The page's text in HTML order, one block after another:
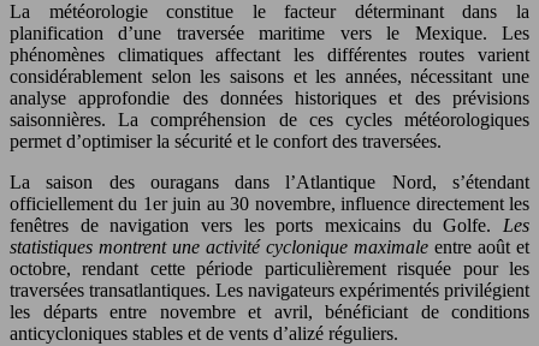
La météorologie constitue le facteur déterminant dans la
planification d’une traversée maritime vers le Mexique. Les
phénomènes climatiques affectant les différentes routes varient
considérablement selon les saisons et les années, nécessitant une
analyse approfondie des données historiques et des prévisions
saisonnières. La compréhension de ces cycles météorologiques
permet d’optimiser la sécurité et le confort des traversées.
La saison des ouragans dans l’Atlantique Nord, s’étendant
officiellement du 1er juin au 30 novembre, influence directement les
fenêtres de navigation vers les ports mexicains du Golfe. Les
statistiques montrent une activité cyclonique maximale entre août et
octobre, rendant cette période particulièrement risquée pour les
traversées transatlantiques. Les navigateurs expérimentés privilégient
les départs entre novembre et avril, bénéficiant de conditions
anticycloniques stables et de vents d’alizé réguliers.